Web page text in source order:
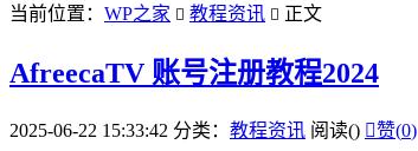
当前位置： WP之家  教程资讯  正文
AfreecaTV 账号注册教程2024
2025-06-22 15:33:42 分类： 教程资讯 阅读() 赞(0)